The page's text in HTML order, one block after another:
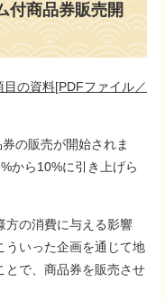
付商品券販売開
目の資料[PDFファイル／
の販売が開始されま
から10%に引き上げら
方の消費に与える影響
ういった企画を通じて地
とで、商品券を販売させ